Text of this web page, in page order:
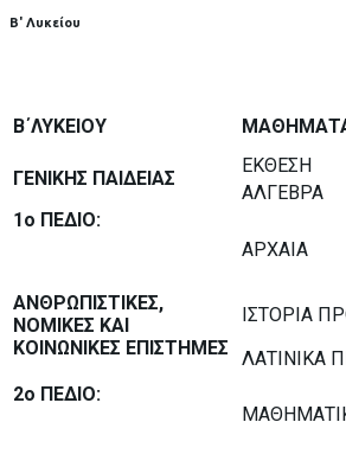
Β' Λυκείου
B΄ΛΥΚΕΙΟΥ
ΓΕΝΙΚΗΣ ΠΑΙΔΕΙΑΣ
ΕΚΘΕΣΗ
ΑΛΓΕΒΡΑ
1ο ΠΕΔΙΟ:
ΑΝΘΡΩΠΙΣΤΙΚΕΣ,
ΝΟΜΙΚΕΣ ΚΑΙ
ΚΟΙΝΩΝΙΚΕΣ ΕΠΙΣΤΗΜΕΣ
ΑΡΧΑΙΑ
ΙΣΤΟΡΙΑ
ΛΑΤΙΝΙΚΑ
2ο ΠΕΔΙΟ: